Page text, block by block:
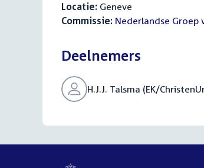
Locatie: Geneve
Commissie: Nederlandse Groep
Deelnemers
H.J.J. Talsma (EK/